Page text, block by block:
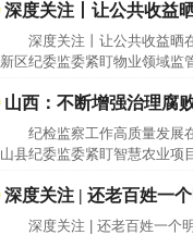
深度关注丨让公共收益
深度关注丨让公共收益
新区纪委监委紧盯物业领域监
山西：不断增强治理腐
纪检监察工作高质量发展
山县纪委监委紧盯智慧农业项
深度关注 | 还老百姓一
深度关注 | 还老百姓一个
习近平的博鳌关